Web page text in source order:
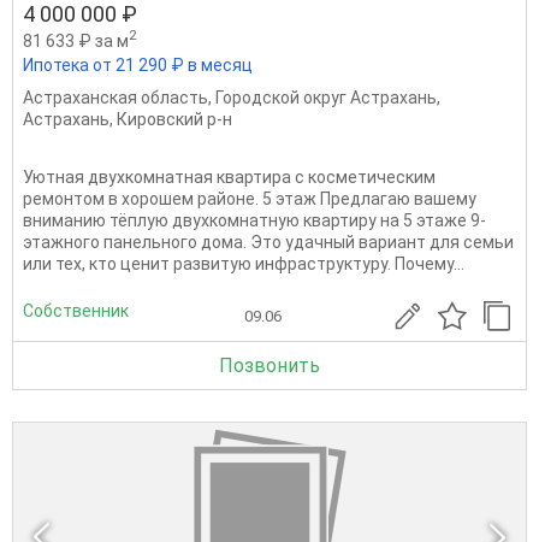
4 000 000 ₽
81 633 ₽ за м2
Ипотека от 21 290 ₽ в месяц
Астраханская область, Городской округ Астрахань,
Астрахань, Кировский р-н
Уютная двухкомнатная квартира с косметическим
ремонтом в хорошем районе. 5 этаж Предлагаю вашему
вниманию тёплую двухкомнатную квартиру на 5 этаже 9-
этажного панельного дома. Это удачный вариант для семьи
или тех, кто ценит развитую инфраструктуру. Почему...
Собственник 09.06
Позвонить